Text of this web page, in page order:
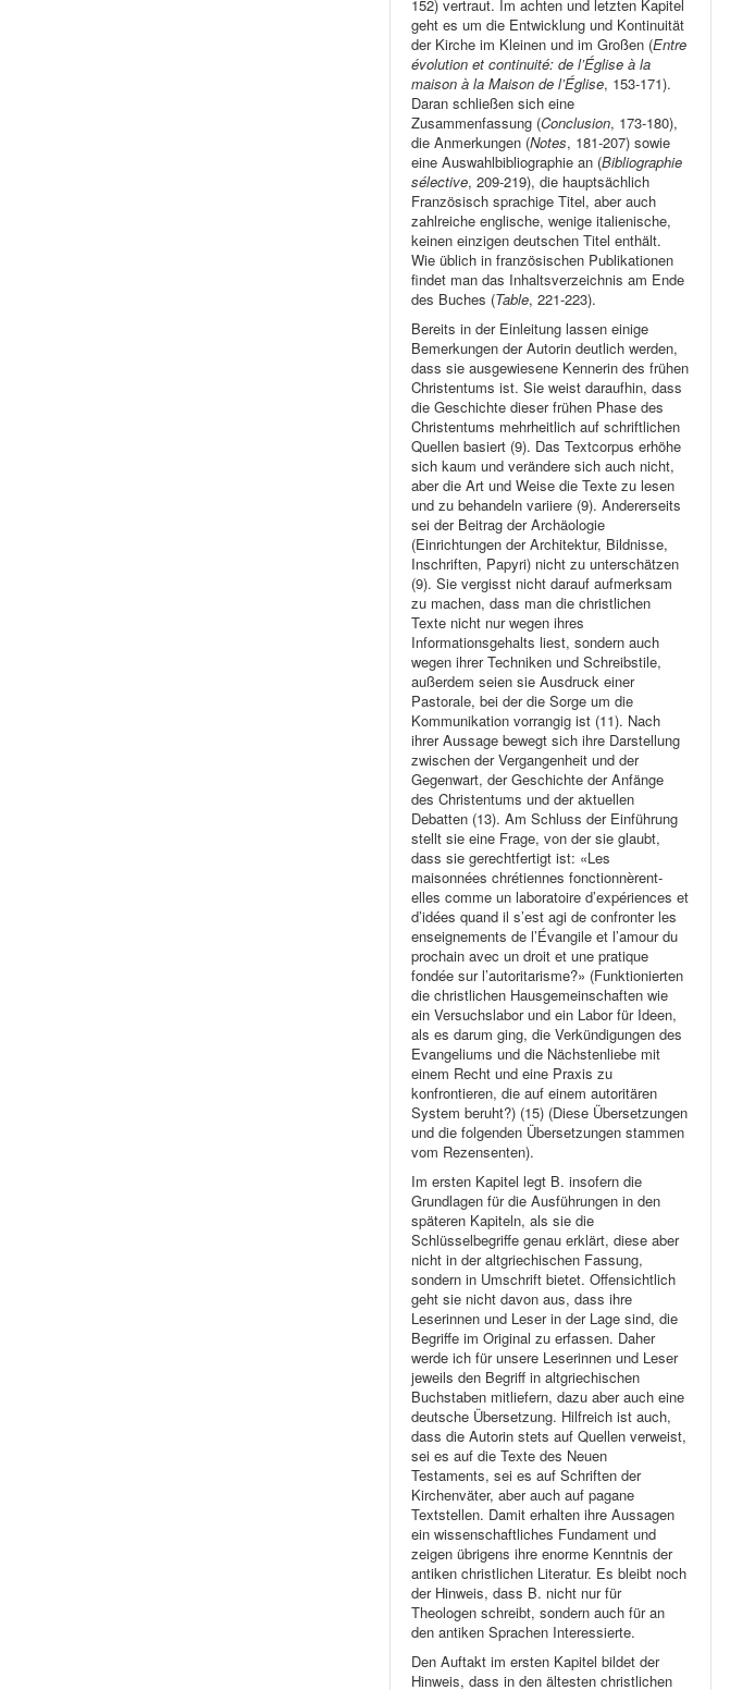
152) vertraut. Im achten und letzten Kapitel
geht es um die Entwicklung und Kontinuität
der Kirche im Kleinen und im Großen (Entre
évolution et continuité: de l’Église à la
maison à la Maison de l’Église, 153-171).
Daran schließen sich eine
Zusammenfassung (Conclusion, 173-180),
die Anmerkungen (Notes, 181-207) sowie
eine Auswahlbibliographie an (Bibliographie
sélective, 209-219), die hauptsächlich
Französisch sprachige Titel, aber auch
zahlreiche englische, wenige italienische,
keinen einzigen deutschen Titel enthält.
Wie üblich in französischen Publikationen
findet man das Inhaltsverzeichnis am Ende
des Buches (Table, 221-223).
Bereits in der Einleitung lassen einige
Bemerkungen der Autorin deutlich werden,
dass sie ausgewiesene Kennerin des frühen
Christentums ist. Sie weist daraufhin, dass
die Geschichte dieser frühen Phase des
Christentums mehrheitlich auf schriftlichen
Quellen basiert (9). Das Textcorpus erhöhe
sich kaum und verändere sich auch nicht,
aber die Art und Weise die Texte zu lesen
und zu behandeln variiere (9). Andererseits
sei der Beitrag der Archäologie
(Einrichtungen der Architektur, Bildnisse,
Inschriften, Papyri) nicht zu unterschätzen
(9). Sie vergisst nicht darauf aufmerksam
zu machen, dass man die christlichen
Texte nicht nur wegen ihres
Informationsgehalts liest, sondern auch
wegen ihrer Techniken und Schreibstile,
außerdem seien sie Ausdruck einer
Pastorale, bei der die Sorge um die
Kommunikation vorrangig ist (11). Nach
ihrer Aussage bewegt sich ihre Darstellung
zwischen der Vergangenheit und der
Gegenwart, der Geschichte der Anfänge
des Christentums und der aktuellen
Debatten (13). Am Schluss der Einführung
stellt sie eine Frage, von der sie glaubt,
dass sie gerechtfertigt ist: «Les
maisonnées chrétiennes fonctionnèrent-
elles comme un laboratoire d’expériences et
d’idées quand il s’est agi de confronter les
enseignements de l’Évangile et l’amour du
prochain avec un droit et une pratique
fondée sur l’autoritarisme?» (Funktionierten
die christlichen Hausgemeinschaften wie
ein Versuchslabor und ein Labor für Ideen,
als es darum ging, die Verkündigungen des
Evangeliums und die Nächstenliebe mit
einem Recht und eine Praxis zu
konfrontieren, die auf einem autoritären
System beruht?) (15) (Diese Übersetzungen
und die folgenden Übersetzungen stammen
vom Rezensenten).
Im ersten Kapitel legt B. insofern die
Grundlagen für die Ausführungen in den
späteren Kapiteln, als sie die
Schlüsselbegriffe genau erklärt, diese aber
nicht in der altgriechischen Fassung,
sondern in Umschrift bietet. Offensichtlich
geht sie nicht davon aus, dass ihre
Leserinnen und Leser in der Lage sind, die
Begriffe im Original zu erfassen. Daher
werde ich für unsere Leserinnen und Leser
jeweils den Begriff in altgriechischen
Buchstaben mitliefern, dazu aber auch eine
deutsche Übersetzung. Hilfreich ist auch,
dass die Autorin stets auf Quellen verweist,
sei es auf die Texte des Neuen
Testaments, sei es auf Schriften der
Kirchenväter, aber auch auf pagane
Textstellen. Damit erhalten ihre Aussagen
ein wissenschaftliches Fundament und
zeigen übrigens ihre enorme Kenntnis der
antiken christlichen Literatur. Es bleibt noch
der Hinweis, dass B. nicht nur für
Theologen schreibt, sondern auch für an
den antiken Sprachen Interessierte.
Den Auftakt im ersten Kapitel bildet der
Hinweis, dass in den ältesten christlichen